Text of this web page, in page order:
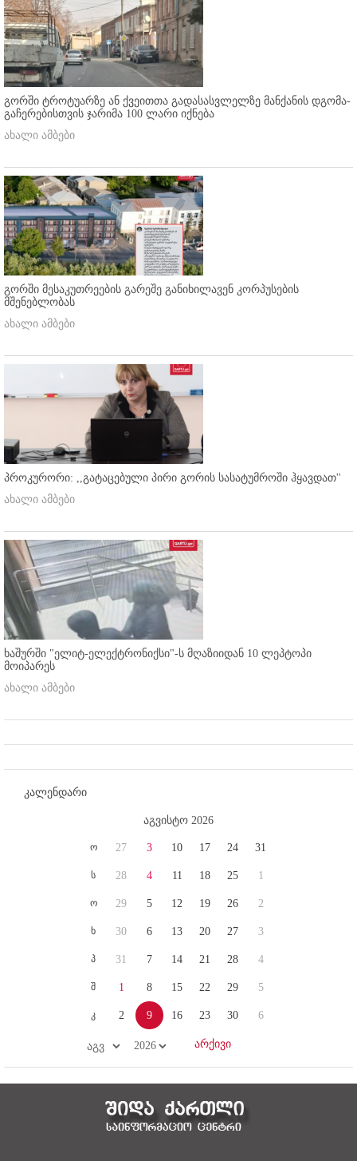
გორში ტროტუარზე ან ქვეითთა გადასასვლელზე მანქანის დგომა-
გაჩერებისთვის ჯარიმა 100 ლარი იქნება
ახალი ამბები
გორში მესაკუთრეების გარეშე განიხილავენ კორპუსების
მშენებლობას
ახალი ამბები
პროკურორი: ,,გატაცებული პირი გორის სასატუმროში ჰყავდათ''
ახალი ამბები
ხაშურში "ელიტ-ელექტრონიქსი"-ს მღაზიიდან 10 ლეპტოპი
მოიპარეს
ახალი ამბები
კალენდარი
აგვისტო 2026
ო
ს
ო
ხ
პ
შ
კ
27
28
29
30
31
1
2
3
4
5
6
7
8
9
10
11
12
13
14
15
16
17
18
19
20
21
22
23
24
25
26
27
28
29
30
31
1
2
3
4
5
6